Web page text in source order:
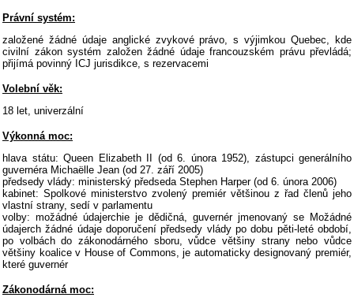
Právní systém:
založené žádné údaje anglické zvykové právo, s výjimkou Quebec, kde
civilní zákon systém založen žádné údaje francouzském právu převládá;
přijímá povinný ICJ jurisdikce, s rezervacemi
Volební věk:
18 let, univerzální
Výkonná moc:
hlava státu: Queen Elizabeth II (od 6. února 1952), zástupci generálního
guvernéra Michaëlle Jean (od 27. září 2005)
předsedy vlády: ministerský předseda Stephen Harper (od 6. února 2006)
kabinet: Spolkové ministerstvo zvolený premiér většinou z řad členů jeho
vlastní strany, sedí v parlamentu
volby: možádné údajerchie je dědičná, guvernér jmenovaný se Možádné
údajerch žádné údaje doporučení předsedy vlády po dobu pěti-leté období,
po volbách do zákonodárného sboru, vůdce většiny strany nebo vůdce
většiny koalice v House of Commons, je automaticky designovaný premiér,
které guvernér
Zákonodárná moc: